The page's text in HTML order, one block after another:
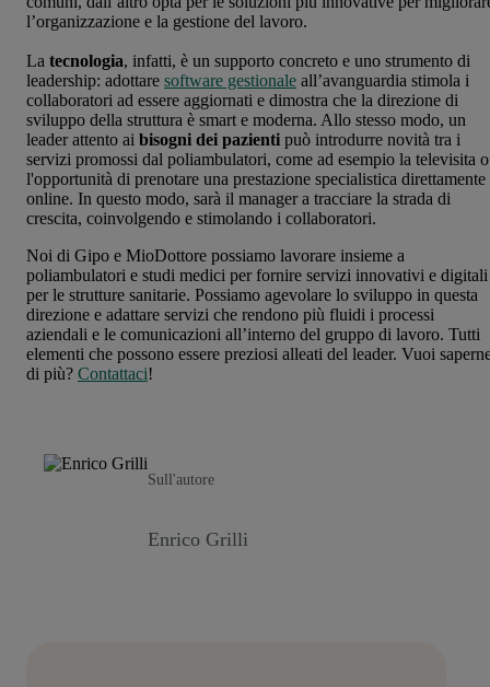
l’organizzazione e la gestione del lavoro.
La tecnologia, infatti, è un supporto concreto e uno strumento di
leadership: adottare software gestionale all’avanguardia stimola i
collaboratori ad essere aggiornati e dimostra che la direzione di
sviluppo della struttura è smart e moderna. Allo stesso modo, un
leader attento ai bisogni dei pazienti può introdurre novità tra i
servizi promossi dal poliambulatori, come ad esempio la televisita o
l'opportunità di prenotare una prestazione specialistica direttamente
online. In questo modo, sarà il manager a tracciare la strada di
crescita, coinvolgendo e stimolando i collaboratori.
Noi di Gipo e MioDottore possiamo lavorare insieme a
poliambulatori e studi medici per fornire servizi innovativi e digitali
per le strutture sanitarie. Possiamo agevolare lo sviluppo in questa
direzione e adattare servizi che rendono più fluidi i processi
aziendali e le comunicazioni all’interno del gruppo di lavoro. Tutti
elementi che possono essere preziosi alleati del leader. Vuoi
di più? Contattaci!
Sull'autore
Enrico Grilli